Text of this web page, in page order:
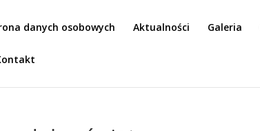
danych osobowych Aktualności Galeria